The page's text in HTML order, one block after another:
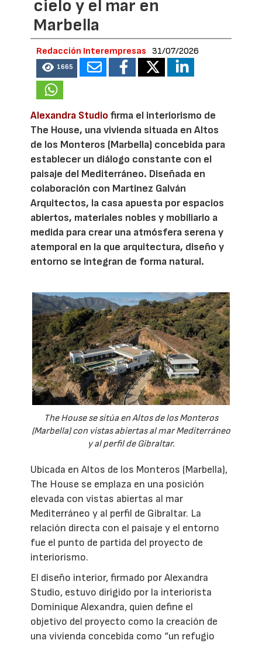
cielo y el mar en
Marbella
Redacción Interempresas 31/07/2026
1665
Alexandra Studio firma el interiorismo de
The House, una vivienda situada en Altos
de los Monteros (Marbella) concebida para
establecer un diálogo constante con el
paisaje del Mediterráneo. Diseñada en
colaboración con Martinez Galván
Arquitectos, la casa apuesta por espacios
abiertos, materiales nobles y mobiliario a
medida para crear una atmósfera serena y
atemporal en la que arquitectura, diseño y
entorno se integran de forma natural.
The House se sitúa en Altos de los Monteros
(Marbella) con vistas abiertas al mar Mediterráneo
y al perfil de Gibraltar.
Ubicada en Altos de los Monteros (Marbella),
The House se emplaza en una posición
elevada con vistas abiertas al mar
Mediterráneo y al perfil de Gibraltar. La
relación directa con el paisaje y el entorno
fue el punto de partida del proyecto de
interiorismo.
El diseño interior, firmado por Alexandra
Studio, estuvo dirigido por la interiorista
Dominique Alexandra, quien define el
objetivo del proyecto como la creación de
una vivienda concebida como “un refugio